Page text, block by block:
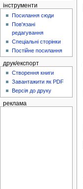
інструменти
Посилання сюди
Пов'язані
редагування
Спеціальні сторінки
Постійне посилання
друк/експорт
Створення книги
Завантажити як PDF
Версія до друку
реклама